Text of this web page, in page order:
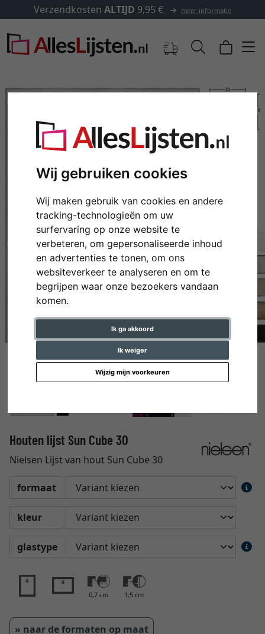
Wij gebruiken cookies
Wij maken gebruik van cookies en andere
tracking-technologieën om uw
surfervaring op onze website te
verbeteren, om gepersonaliseerde inhoud
en advertenties te tonen, om ons
websiteverkeer te analyseren en om te
begrijpen waar onze bezoekers vandaan
komen.
Ik ga akkoord
Ik weiger
Wijzig mijn voorkeuren
VerzendkostenALTIJD9,95 € meer informatie
Terug
Houten lijst Sun Cube 30
Nielsen Lijst van hout Sun Cube 30
formaat
kleur
glastype
0,7 cm 1,5 cm
» naar de formaten op maat